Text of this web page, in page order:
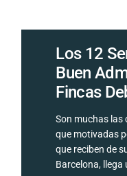
Los 12
Buen
Fincas
Son muchas las
que motivadas
que reciben de
Barcelona, llega